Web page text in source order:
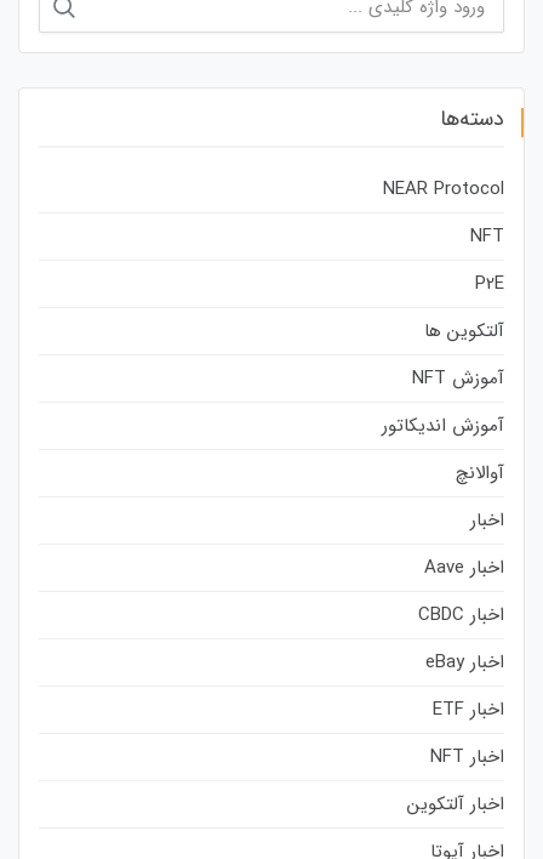
برای:
دسته‌ها
NEAR Protocol
NFT
P2E
آلتکوین ها
آموزش NFT
آموزش اندیکاتور
آوالانچ
اخبار
اخبار Aave
اخبار CBDC
اخبار eBay
اخبار ETF
اخبار NFT
اخبار آلتکوین
اخبار آیوتا